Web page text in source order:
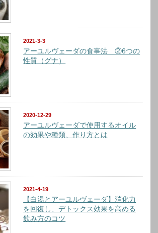
2021-3-3
アーユルヴェーダの食事法 ②6つの
性質（グナ）
2020-12-29
アーユルヴェーダで使用するオイル
の効果や種類、作り方とは
2021-4-19
【白湯とアーユルヴェーダ】消化力
を回復し、デトックス効果を高める
飲み方のコツ